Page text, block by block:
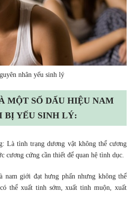
nhân yếu sinh lý
MỘT SỐ DẤU HIỆU NAM
BỊ YẾU SINH LÝ:
Là tình trạng dương vật không thể cương
cương cứng cần thiết để quan hệ tình dục.
nam giới đạt hưng phấn nhưng không thể
thể xuất tinh sớm, xuất tinh muộn, xuất